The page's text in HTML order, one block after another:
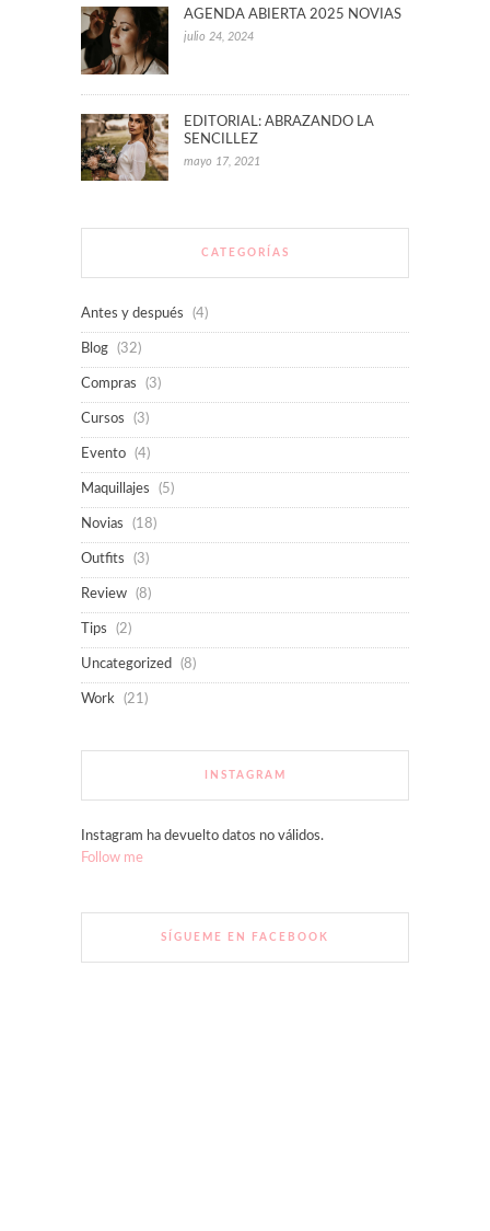
AGENDA ABIERTA 2025 NOVIAS
julio 24, 2024
EDITORIAL: ABRAZANDO LA
SENCILLEZ
mayo 17, 2021
CATEGORÍAS
Antes y después (4)
Blog (32)
Compras (3)
Cursos (3)
Evento (4)
Maquillajes (5)
Novias (18)
Outfits (3)
Review (8)
Tips (2)
Uncategorized (8)
Work (21)
INSTAGRAM
Instagram ha devuelto datos no válidos.
Follow me
SÍGUEME EN FACEBOOK